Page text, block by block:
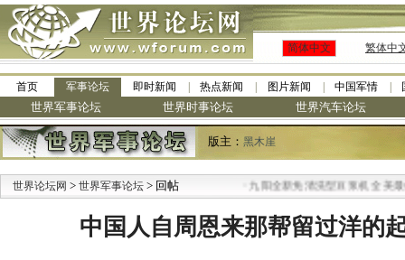
简体中文 繁体中
首页 军事论坛 即时新闻 热点新闻 图片新闻 中国军情
世界军事论坛 世界时事论坛 世界汽车论坛
版主： 黑木崖
世界论坛网 > 世界军事论坛 > 回帖 九阳全新免清洗型豆浆机 全美最低
中国人自周恩来那帮留过洋的